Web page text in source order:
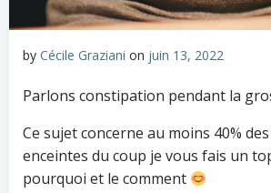
by Cécile Graziani on juin 13, 2022
Parlons constipation pendant la
Ce sujet concerne au moins 40%
enceintes du coup je vous fais un
pourquoi et le comment